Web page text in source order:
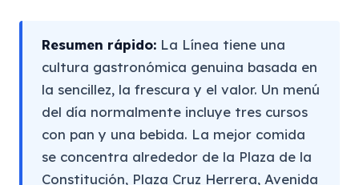
Resumen rápido: La Línea tiene una
cultura gastronómica genuina basada en
la sencillez, la frescura y el valor. Un menú
del día normalmente incluye tres cursos
con pan y una bebida. La mejor comida
se concentra alrededor de la Plaza de la
Constitución, Plaza Cruz Herrera, Avenida